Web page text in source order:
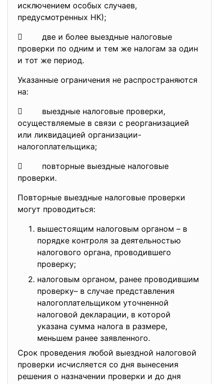
исключением особых случаев,
предусмотренных НК);
 две и более выездные налоговые
проверки по одним и тем же налогам за один
и тот же период.
Указанные ограничения не распространяются
на:
 выездные налоговые проверки,
осуществляемые в связи с реорганизацией
или ликвидацией организации-
налогоплательщика;
 повторные выездные налоговые
проверки.
Повторные выездные налоговые проверки
могут проводиться:
вышестоящим налоговым органом – в
порядке контроля за деятельностью
налогового органа, проводившего
проверку;
налоговым органом, ранее проводившим
проверку– в случае представления
налогоплательщиком уточненной
налоговой декларации, в которой
указана сумма налога в размере,
меньшем ранее заявленного.
Срок проведения любой выездной налоговой
проверки исчисляется со дня вынесения
решения о назначении проверки и до дня